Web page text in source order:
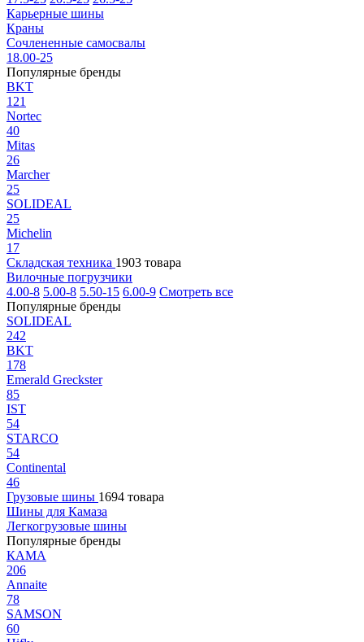
Карьерные шины
Краны
Сочлененные самосвалы
18.00-25
Популярные бренды
BKT
121
Nortec
40
Mitas
26
Marcher
25
SOLIDEAL
25
Michelin
17
Складская техника 1903 товара
Вилочные погрузчики
4.00-8 5.00-8 5.50-15 6.00-9 Смотреть все
Популярные бренды
SOLIDEAL
242
BKT
178
Emerald Greckster
85
IST
54
STARCO
54
Continental
46
Грузовые шины 1694 товара
Шины для Камаза
Легкогрузовые шины
Популярные бренды
КАМА
206
Annaite
78
SAMSON
60